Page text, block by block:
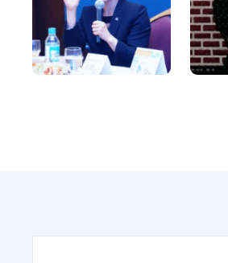
Google Ad Titles
Proffs
Creating ads with unique and
entice people to click on your ad
from your site.